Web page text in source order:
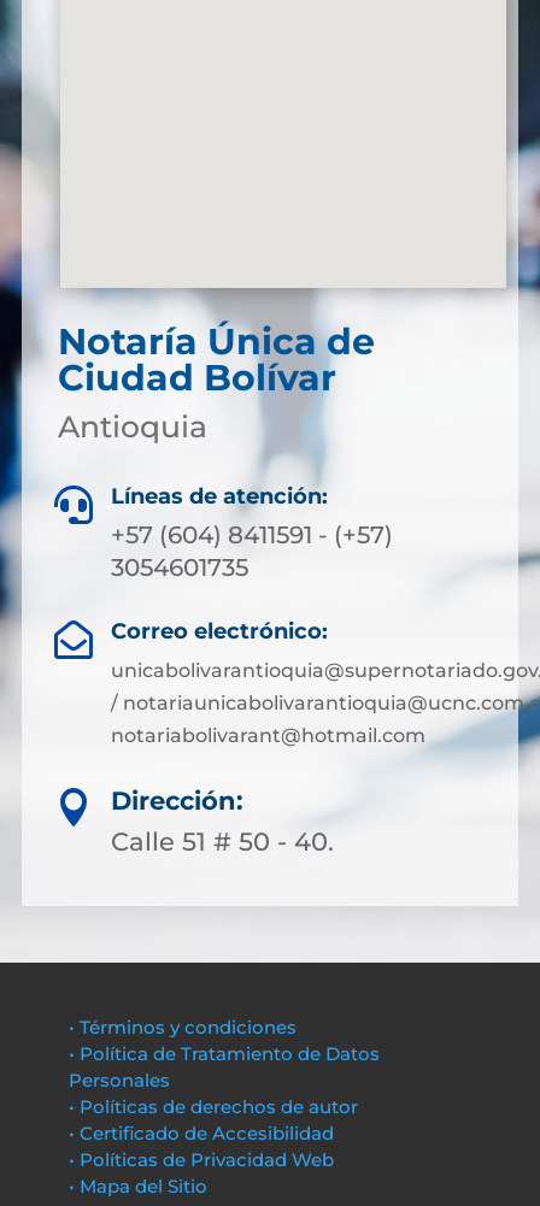
Notaría Única de
Ciudad Bolívar
Antioquia
 Líneas de atención:
+57 (604) 8411591 - (+57)
3054601735
 Correo electrónico:
/
notariabolivarant@hotmail.com

Dirección:
Calle 51 # 50 - 40.
• Términos y condiciones
• Política de Tratamiento de Datos
Personales
• Políticas de derechos de autor
• Certificado de Accesibilidad
• Políticas de Privacidad Web
• Mapa del Sitio